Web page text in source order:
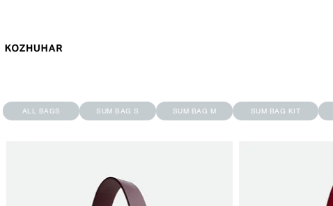
ALL BAGS SUM BAG S SUM BAG M SUM BAG KIT